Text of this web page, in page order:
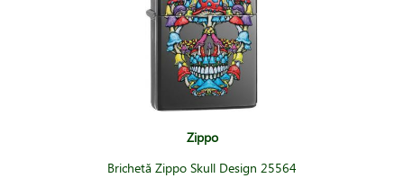
Zippo
Brichetă Zippo Skull Design 25564